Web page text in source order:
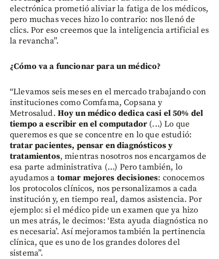
electrónica prometió aliviar la fatiga de los médicos,
pero muchas veces hizo lo contrario: nos llenó de
clics. Por eso creemos que la inteligencia artificial es
la revancha”.
¿Cómo va a funcionar para un médico?
“Llevamos seis meses en el mercado trabajando con
instituciones como Comfama, Copsana y
Metrosalud. Hoy un médico dedica casi el 50% del
tiempo a escribir en el computador (...) Lo que
queremos es que se concentre en lo que estudió:
tratar pacientes, pensar en diagnósticos y
tratamientos, mientras nosotros nos encargamos de
esa parte administrativa (...) Pero también, lo
ayudamos a tomar mejores decisiones: conocemos
los protocolos clínicos, nos personalizamos a cada
institución y, en tiempo real, damos asistencia. Por
ejemplo: si el médico pide un examen que ya hizo
un mes atrás, le decimos: ‘Esta ayuda diagnóstica no
es necesaria’. Así mejoramos también la pertinencia
clínica, que es uno de los grandes dolores del
sistema”.